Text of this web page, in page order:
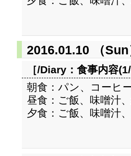
2016.01.10 （Sun
［/Diary： 食事内容
朝食：パン、コーヒ
昼食：ご飯、味噌汁
夕食：ご飯、味噌汁